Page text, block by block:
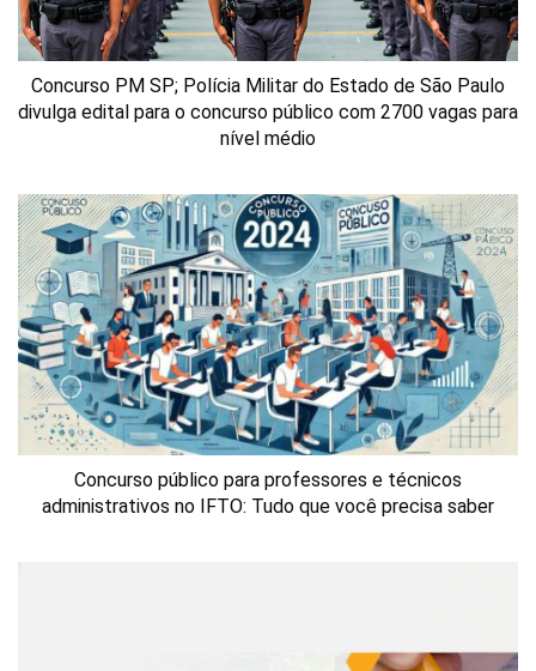
Concurso PM SP; Polícia Militar do Estado de São Paulo
divulga edital para o concurso público com 2700 vagas para
nível médio
Concurso público para professores e técnicos
administrativos no IFTO: Tudo que você precisa saber